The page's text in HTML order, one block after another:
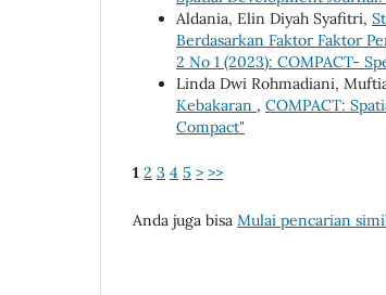
Aldania, Elin Diyah Syafitri,
Berdasarkan Faktor Faktor
2 No 1 (2023): COMPACT-
Linda Dwi Rohmadiani,
Kebakaran , COMPACT:
Compact"
1 2 3 4 5 > >>
Anda juga bisa Mulai pencarian